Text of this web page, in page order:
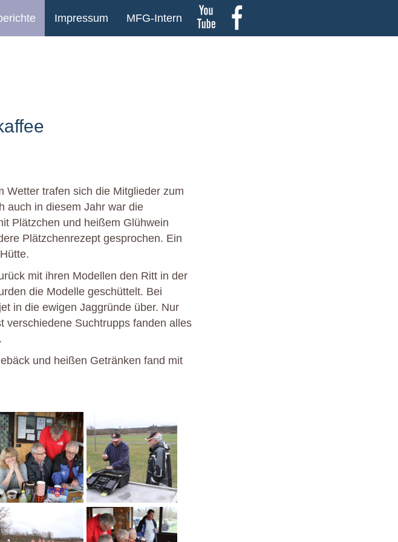
Impressum MFG-Intern
Wetter trafen sich die Mitglieder zum
auch in diesem Jahr war die
Plätzchen und heißem Glühwein
Plätzchenrezept gesprochen. Ein
mit ihren Modellen den Ritt in der
die Modelle geschüttelt. Bei
in die ewigen Jaggründe über. Nur
verschiedene Suchtrupps fanden alles
und heißen Getränken fand mit